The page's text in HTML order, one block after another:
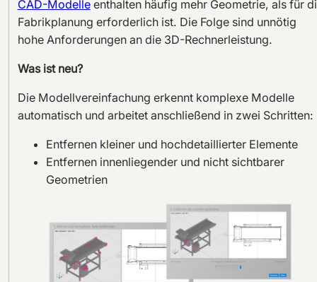
CAD-Modelleenthalten häufig mehr Geometrie, als für
Fabrikplanung erforderlich ist. Die Folge sind unnötig
hohe Anforderungen an die 3D-Rechnerleistung.
Was ist neu?
Die Modellvereinfachung erkennt komplexe Modelle
automatisch und arbeitet anschließend in zwei Schritten:
Entfernen kleiner und hochdetaillierter Elemente
Entfernen innenliegender und nicht sichtbarer
Geometrien